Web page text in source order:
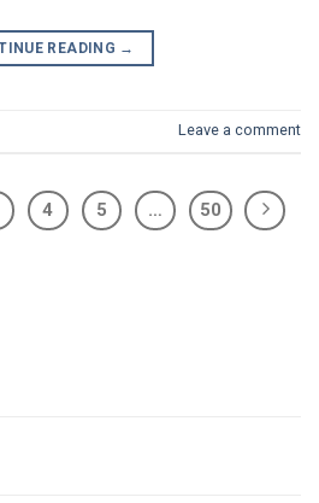
READING →
Leave a comment
4 5 … 50